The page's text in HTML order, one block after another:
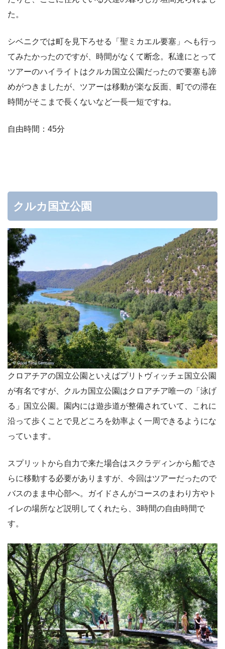
た。
シベニクでは町を見下ろせる「聖ミカエル要塞」へも行っ
てみたかったのですが、時間がなくて断念。私達にとって
ツアーのハイライトはクルカ国立公園だったので要塞も諦
めがつきましたが、ツアーは移動が楽な反面、町での滞在
時間がそこまで長くないなど一長一短ですね。
自由時間：45分
クルカ国立公園
クロアチアの国立公園といえばプリトヴィッチェ国立公園
が有名ですが、
クルカ国立公園はクロアチア唯一の「泳げ
る」国立公園 。園内には遊歩道が整備されていて、これに
沿って歩くことで見どころを効率よく一周できるようにな
っています。
スプリットから自力で来た場合はスクラディンから船でさ
らに移動する必要がありますが、今回はツアーだったので
バスのまま中心部へ。ガイドさんがコースのまわり方やト
イレの場所など説明してくれたら、3時間の自由時間で
す。